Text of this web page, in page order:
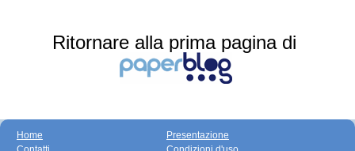
Ritornare alla prima pagina di
Home
Presentazione